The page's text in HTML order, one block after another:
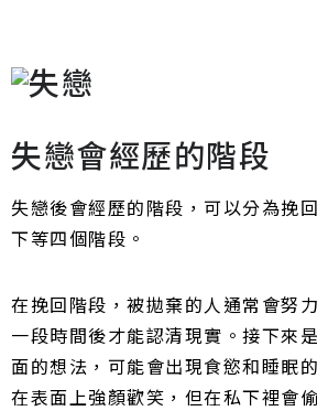
失戀會經歷的階段
失戀後會經歷的階段，可以分為挽
下等四個階段。
在挽回階段，被拋棄的人通常會努
一段時間後才能認清現實。接下來
面的想法，可能會出現食慾和睡眠
在表面上強顏歡笑，但在私下裡會